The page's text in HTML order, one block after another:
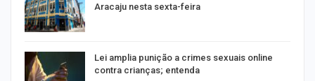
Aracaju nesta sexta-feira
Lei amplia punição a crimes sexuais online
contra crianças; entenda